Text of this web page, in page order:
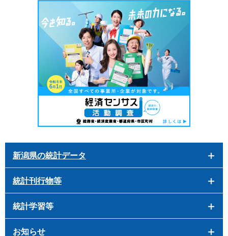
新潟県の統計データ
統計刊行物等
統計学習等
お知らせ